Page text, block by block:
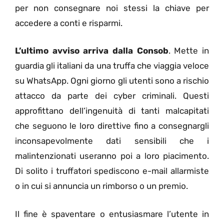
per non consegnare noi stessi la chiave per
accedere a conti e risparmi.
L’ultimo avviso arriva dalla Consob. Mette in
guardia gli italiani da una truffa che viaggia veloce
su WhatsApp. Ogni giorno gli utenti sono a rischio
attacco da parte dei cyber criminali. Questi
approfittano dell’ingenuità di tanti malcapitati
che seguono le loro direttive fino a consegnargli
inconsapevolmente dati sensibili che i
malintenzionati useranno poi a loro piacimento.
Di solito i truffatori spediscono e-mail allarmiste
o in cui si annuncia un rimborso o un premio.
Il fine è spaventare o entusiasmare l’utente in